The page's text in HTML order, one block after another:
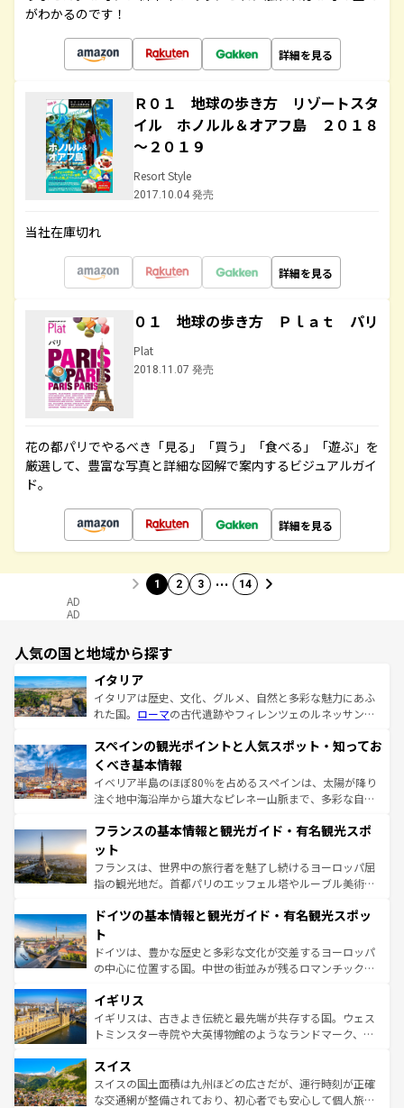
がわかるのです！
詳細を見る
Ｒ０１ 地球の歩き方 リゾートスタ
イル ホノルル＆オアフ島 ２０１８
～２０１９
Resort Style
2017.10.04 発売
当社在庫切れ
詳細を見る
０１ 地球の歩き方 Ｐｌａｔ パリ
Plat
2018.11.07 発売
花の都パリでやるべき「見る」「買う」「食べる」「遊ぶ」を
厳選して、豊富な写真と詳細な図解で案内するビジュアルガイ
ド。
詳細を見る
1 2 3 … 14
AD
AD
人気の国と地域から探す
イタリア
イタリアは歴史、文化、グルメ、自然と多彩な魅力にあふ
れた国。 ローマの古代遺跡やフィレンツェのルネッサンス
ろん、トスカーナの美しい田園風景やアマルフィ海岸の絶
景など、自然景観も見逃せない。観光の合間には、本場の
ピザやパスタなど、絶品のイタリア料理を堪能することも
できる。朝目覚めてから夜眠るまで、すべての瞬間を楽し
なお、新着のイタリア情報はコンテンツ一覧を参照してほ
しい。
スペインの観光ポイントと人気スポット・知ってお
くべき基本情報
イベリア半島のほぼ80％を占めるスペインは、太陽が降り
注ぐ地中海沿岸から雄大なピレネー山脈まで、多彩な自然
文化が根付くこの国では、情熱的なフラメンコ、熱気あふ
れる闘牛、そして美味しいタパスが生活の一部となってい
る。首都マドリードの洗練された雰囲気や、バルセロナの
アートに溢れた街角から、地方では古代ローマ遺跡や中世
せる。地方によって風土や気候が異なるスペインはその個
ンテンツ一覧 を参照してほしい。
フランスの基本情報と観光ガイド・有名観光スポ
ット
フランスは、世界中の旅行者を魅了し続けるヨーロッパ屈
指の観光地だ。首都パリのエッフェル塔やルーブル美術館
で、幅広い魅力が詰まっている。華麗な宮殿、歴史的な大
聖堂、美しいビーチ、そして豊かな自然が、訪れる者を心
から魅了する。また、フランスは美食の国としても知ら
れ、フランス料理はユネスコ無形文化遺産にも登録されて
香り高いラベンダー畑など、多彩な楽しみ方が可能だ。さ
らに、パリ以外の地域にも魅力が溢れており、どの街角に
も豊かな歴史と文化が息づいている。パリ以外の個性あふ
を参照してほしい。
ドイツの基本情報と観光ガイド・有名観光スポッ
ト
ドイツは、豊かな歴史と多彩な文化が交差するヨーロッパ
の中心に位置する国。中世の街並みが残るロマンチック街
顔を持つこの国は、どこを歩いても飽きることがない。ベ
ルリンの文化的活気、バイエルン州のアルプスの絶景、そ
してライン川沿いのワイン畑といった風景は必見。ビール
は、お酒好きな人にはぜひ体験してほしい。 なお、新着の
ドイツ情報はコンテンツ一覧を参照してほしい。
イギリス
イギリスは、古きよき伝統と最先端が共存する国。ウェス
トミンスター寺院や大英博物館のようなランドマーク、歴
リアごとに異なる魅力がある。また、優雅なアフタヌーン
ティー、ビール好きにはたまらない英国パブ、サッカー観
戦など、本場だからこそできる体験も豊富。イギリスを旅
スイス
スイスの国土面積は九州ほどの広さだが、運行時刻が正確
な交通網が整備されており、初心者でも安心して個人旅行